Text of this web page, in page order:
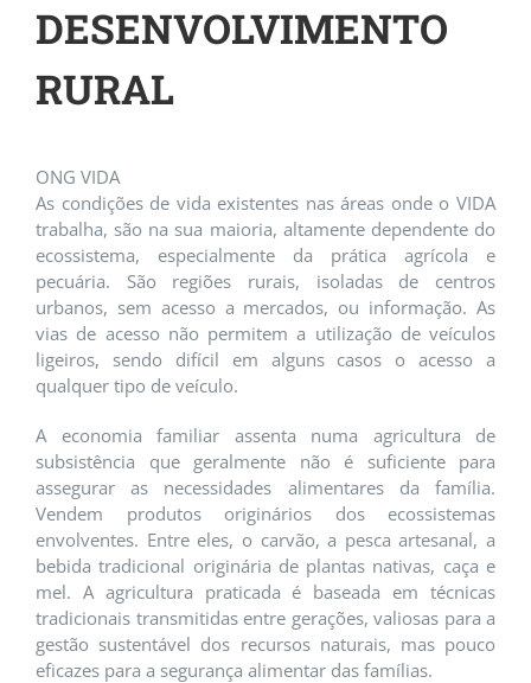
DESENVOLVIMENTO
RURAL
ONG VIDA
As condições de vida existentes nas áreas onde o VIDA
trabalha, são na sua maioria, altamente dependente do
ecossistema, especialmente da prática agrícola e
pecuária. São regiões rurais, isoladas de centros
urbanos, sem acesso a mercados, ou informação. As
vias de acesso não permitem a utilização de veículos
ligeiros, sendo difícil em alguns casos o acesso a
qualquer tipo de veículo.
A economia familiar assenta numa agricultura de
subsistência que geralmente não é suficiente para
assegurar as necessidades alimentares da família.
Vendem produtos originários dos ecossistemas
envolventes. Entre eles, o carvão, a pesca artesanal, a
bebida tradicional originária de plantas nativas, caça e
mel. A agricultura praticada é baseada em técnicas
tradicionais transmitidas entre gerações, valiosas para a
gestão sustentável dos recursos naturais, mas pouco
eficazes para a segurança alimentar das famílias.